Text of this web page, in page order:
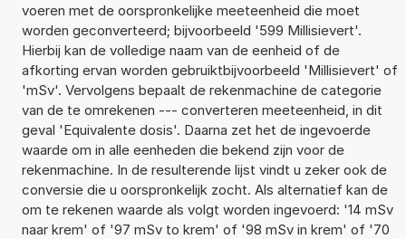
voeren met de oorspronkelijke meeteenheid die moet
worden geconverteerd; bijvoorbeeld '599 Millisievert'.
Hierbij kan de volledige naam van de eenheid of de
afkorting ervan worden gebruiktbijvoorbeeld 'Millisievert' of
'mSv'. Vervolgens bepaalt de rekenmachine de categorie
van de te omrekenen --- converteren meeteenheid, in dit
geval 'Equivalente dosis'. Daarna zet het de ingevoerde
waarde om in alle eenheden die bekend zijn voor de
rekenmachine. In de resulterende lijst vindt u zeker ook de
conversie die u oorspronkelijk zocht. Als alternatief kan de
om te rekenen waarde als volgt worden ingevoerd: '14 mSv
naar krem' of '97 mSv to krem' of '98 mSv in krem' of '70